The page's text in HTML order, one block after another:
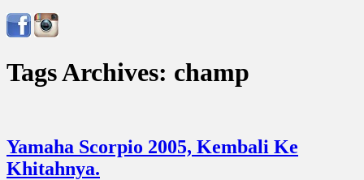
Tags Archives: champ
Yamaha Scorpio 2005, Kembali Ke
Khitahnya.